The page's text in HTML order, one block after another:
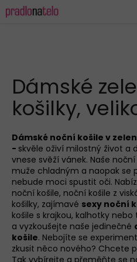
na
Dámské
košilky,
Dámské noční košile v
- skvěle oživí milostný život a
vnese svěží vánek. Naše noční
muže chladným a naopak se
nebude moci spustit oči.
noční košile, noční košile z
košilky, zajímavé sexy noční
košile s krajkou, kalhotky nebo
a vyzkoušejte naše jedinečné
košile. Nebojíte se
zkusit něco nového? Chcete
K
o
o
p
o
ř
e
b
u
j
e
t
e